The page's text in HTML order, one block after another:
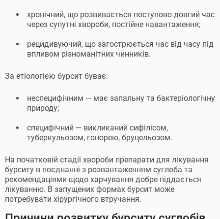
хронічний, що розвивається поступово довгий час
через супутні хвороби, постійне навантаження;
рецидивуючий, що загострюється час від часу під
впливом різноманітних чинників.
За етіологією бурсит буває:
неспецифічним — має запальну та бактеріологічну
природу;
специфічний — викликаний сифілісом,
туберкульозом, гонорею, бруцельозом.
На початковій стадії хвороби препарати для лікування
бурситу в поєднанні з розвантаженням суглоба та
рекомендаціями щодо харчування добре піддається
лікуванню. В запущених формах бурсит може
потребувати хірургічного втручання.